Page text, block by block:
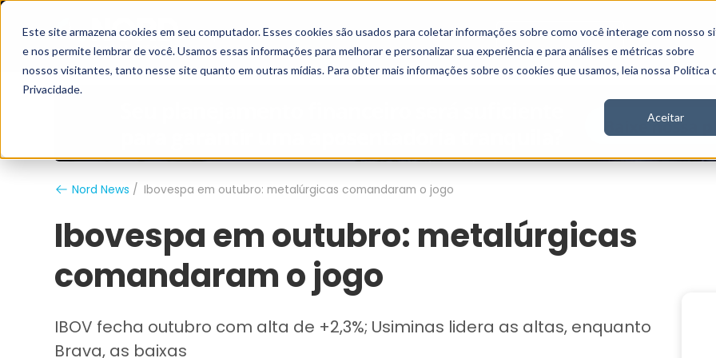
Este site armazena cookies em seu computador. Esses cookies são usados para coletar informações sobre como você interage com nosso
e nos permite lembrar de você. Usamos essas informações para melhorar e personalizar sua experiência e para análises e métricas sobre
nossos visitantes, tanto nesse site quanto em outras mídias. Para obter mais informações sobre os cookies que usamos, leia nossa Política
Privacidade.
Aceitar
Grupo Nord Analistas Vídeos Stories Inscreva-se
Nord News Ibovespa em outubro: metalúrgicas comandaram o jogo
Ibovespa em outubro: metalúrgicas
comandaram o jogo
IBOV fecha outubro com alta de +2,3%; Usiminas lidera as altas, enquanto
Brava, as baixas